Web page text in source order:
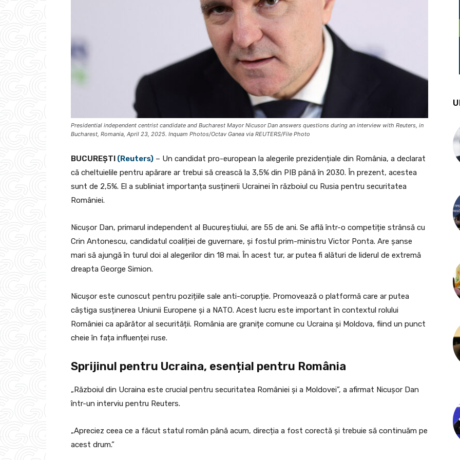
Presidential independent centrist candidate and Bucharest Mayor Nicusor Dan answers questions during an interview with Reuters, in
Bucharest, Romania, April 23, 2025. Inquam Photos/Octav Ganea via REUTERS/File Photo
BUCUREȘTI (Reuters) – Un candidat pro-european la alegerile prezidențiale din România, a declarat
că cheltuielile pentru apărare ar trebui să crească la 3,5% din PIB până în 2030. În prezent, acestea
sunt de 2,5%. El a subliniat importanța susținerii Ucrainei în războiul cu Rusia pentru securitatea
României.
Nicușor Dan, primarul independent al Bucureștiului, are 55 de ani. Se află într-o competiție strânsă cu
Crin Antonescu, candidatul coaliției de guvernare, și fostul prim-ministru Victor Ponta. Are șanse
mari să ajungă în turul doi al alegerilor din 18 mai. În acest tur, ar putea fi alături de liderul de extremă
dreapta George Simion.
Nicușor este cunoscut pentru pozițiile sale anti-corupție. Promovează o platformă care ar putea
câștiga susținerea Uniunii Europene și a NATO. Acest lucru este important în contextul rolului
României ca apărător al securității. România are granițe comune cu Ucraina și Moldova, fiind un punct
cheie în fața influenței ruse.
Sprijinul pentru Ucraina, esențial pentru România
„Războiul din Ucraina este crucial pentru securitatea României și a Moldovei”, a afirmat Nicușor Dan
într-un interviu pentru Reuters.
„Apreciez ceea ce a făcut statul român până acum, direcția a fost corectă și trebuie să continuăm pe
acest drum.”